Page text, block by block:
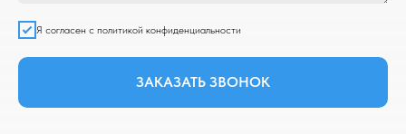
Я согласен с политикой конфиденциальности
ЗАКАЗАТЬ ЗВОНОК